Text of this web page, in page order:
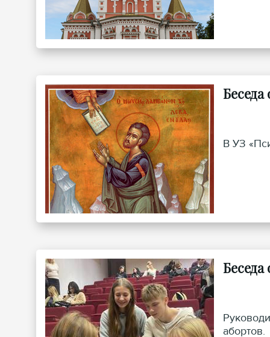
В УЗ
абортов.